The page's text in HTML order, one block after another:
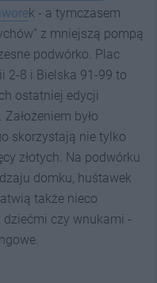
k - a tymczasem
z mniejszą pompą
podwórko. Plac
2-8 i Bielska 91-99 to
ostatniej edycji
było
skorzystają nie tylko
złotych. Na podwórku
domku, huśtawek
także nieco
czy wnukami -